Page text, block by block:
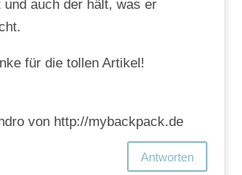
und auch der hält, was er
für die tollen Artikel!
von http://mybackpack.de
Antworten